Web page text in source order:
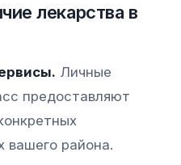
лекарства в
Личные
предоставляют
вашего района.